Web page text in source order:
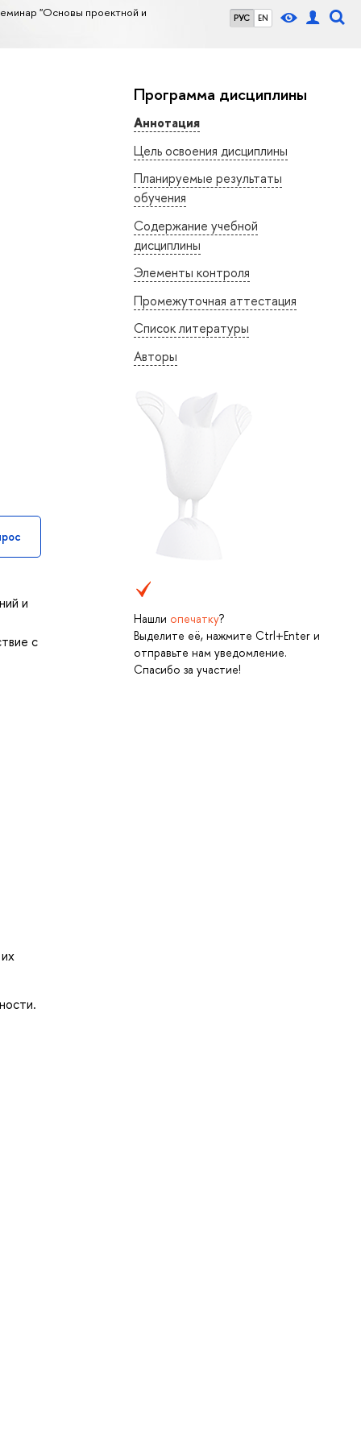
РУС EN
"Основы проектной и
Программа дисциплины
Аннотация
Цель освоения дисциплины
Планируемые результаты
обучения
Содержание учебной
дисциплины
Элементы контроля
Промежуточная аттестация
Список литературы
Авторы
Нашли опечатку?
Выделите её, нажмите Ctrl+Enter и
отправьте нам уведомление.
Спасибо за участие!
и
с